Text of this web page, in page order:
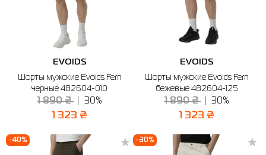
EVOIDS
Шорты мужские Evoids Fern
черные 482604-010
1 890 ₴ 30%
1 323 ₴
EVOIDS
Шорты мужские Evoids Fern
бежевые 482604-125
1 890 ₴ 30%
1 323 ₴
-40% -30%